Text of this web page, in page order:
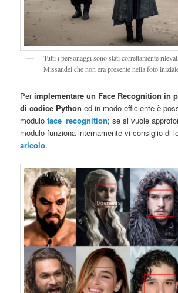
Tutti i personaggi sono stati correttamente
Missandei che non era presente nella foto
Perimplementare un Face Recognition in
di codice Python ed in modo efficiente è
moduloface_recognition; se si vuole
modulo funziona internamente vi consiglio di
aricolo.